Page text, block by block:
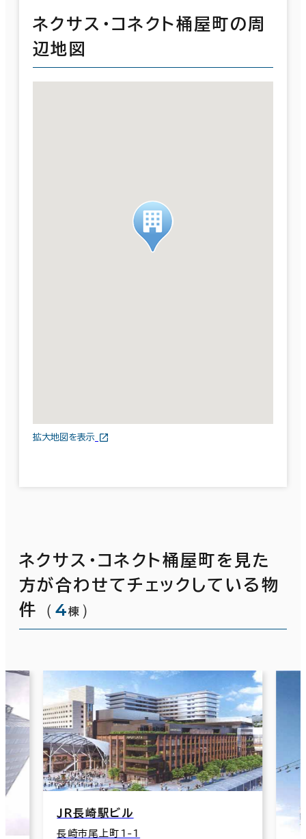
ネクサス・コネクト桶屋町の周
辺地図
拡大地図を表示
ネクサス・コネクト桶屋町を見た
方が合わせてチェックしている物
件
（ 4棟 ）
ＪＲ長崎駅ビル
長崎市尾上町1-1